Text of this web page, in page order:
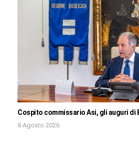
Cospito commissario Asi, gli auguri di
8 Agosto 2026